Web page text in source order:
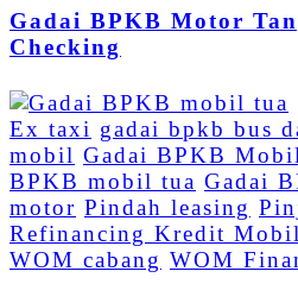
Gadai BPKB Motor
Checking
Ex taxi gadai bpkb bus
mobil Gadai BPKB
BPKB mobil tua Gadai
motor Pindah leasing
Refinancing Kredit Mobil
WOM cabang WOM